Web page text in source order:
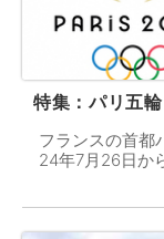
特集：パリ五輪
フランスの首都
24年7月26日か